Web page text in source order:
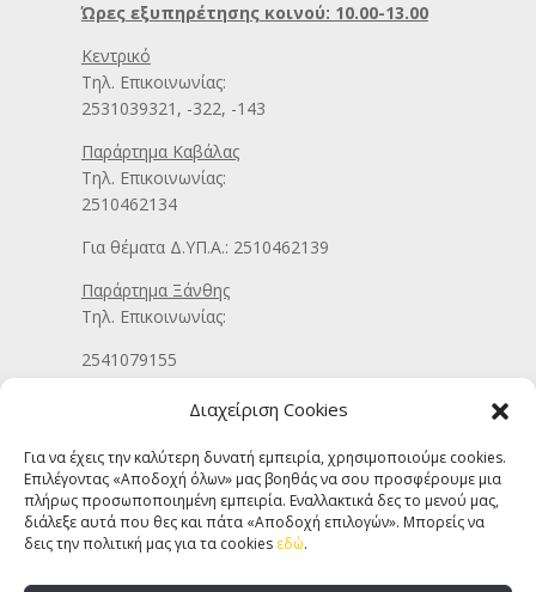
Διαχείριση Cookies
Για να έχεις την καλύτερη δυνατή εμπειρία, χρησιμοποιούμε cookies.
Επιλέγοντας «Αποδοχή όλων» μας βοηθάς να σου προσφέρουμε μια
πλήρως προσωποποιημένη εμπειρία. Εναλλακτικά δες το μενού μας,
διάλεξε αυτά που θες και πάτα «Αποδοχή επιλογών». Μπορείς να
δεις την πολιτική μας για τα cookies εδώ.
Ώρες εξυπηρέτησης κοινού: 10.00-13.00
Κεντρικό
Τηλ. Επικοινωνίας:
2531039321, -322, -143
Παράρτημα Καβάλας
Τηλ. Επικοινωνίας:
2510462134
Για θέματα Δ.ΥΠ.Α.: 2510462139
Παράρτημα Ξάνθης
Τηλ. Επικοινωνίας:
2541079155
Γραφείο Συμβουλευτικής Αλεξανδρούπολης
Τηλ. Επικοινωνίας:
2551030022
Email Γραφείου Πρακτικής Άσκησης:
praktiki@duth.gr